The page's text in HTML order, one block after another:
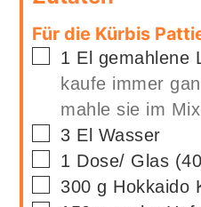
Für die Kürbis
▢
1 El gemahlene
kaufe immer
mahle sie im
▢
3 El Wasser
▢
1 Dose/ Glas
▢
300 g Hokkaido